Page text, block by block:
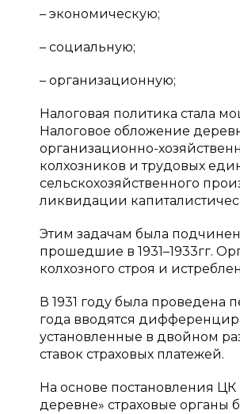
– экономическую;
– социальную;
– организационную;
Налоговая политика стала
Налоговое обложение
организационно-
колхозников и трудовых
сельскохозяйственного
ликвидации
Этим задачам была
прошедшие в 1931–1933гг.
колхозного строя и
В 1931 году была проведена
года вводятся
установленные в двойном
ставок страховых платежей.
На основе постановления ЦК
деревне» страховые